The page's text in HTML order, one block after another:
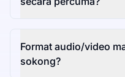
Format audio/video
sokong?